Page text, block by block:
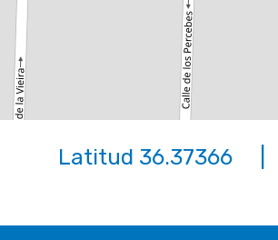
Latitud 36.37366